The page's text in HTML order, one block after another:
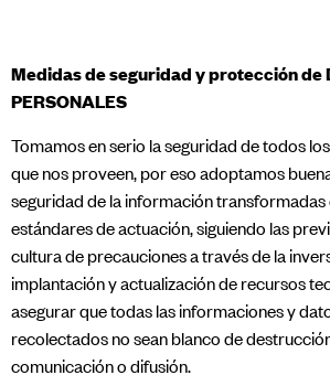
Medidas de seguridad y protección de
PERSONALES
Tomamos en serio la seguridad de todos
que nos proveen, por eso adoptamos
seguridad de la información transformadas
estándares de actuación, siguiendo las
cultura de precauciones a través de la
implantación y actualización de recursos
asegurar que todas las informaciones y
recolectados no sean blanco de
comunicación o difusión.